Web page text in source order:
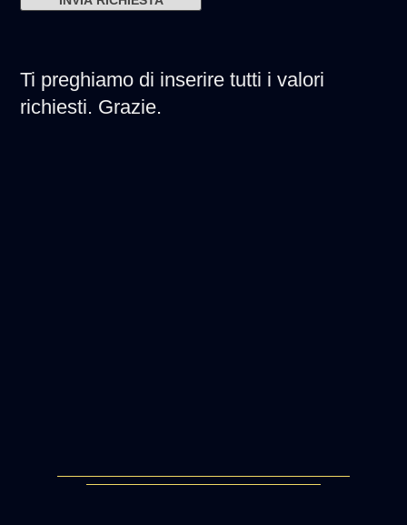
Ti preghiamo di inserire tutti i valori
richiesti. Grazie.